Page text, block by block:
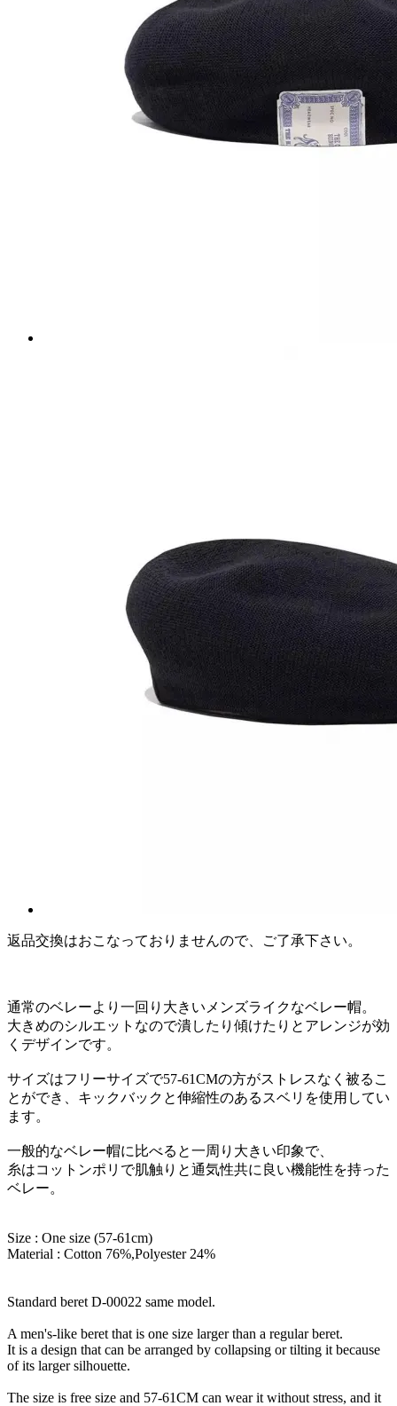
返品交換はおこなっておりませんので、ご了承下さい。
通常のベレーより一回り大きいメンズライクなベレー帽。
大きめのシルエットなので潰したり傾けたりとアレンジが効
くデザインです。
サイズはフリーサイズで57-61CMの方がストレスなく被るこ
とができ、キックバックと伸縮性のあるスベリを使用してい
ます。
一般的なベレー帽に比べると一周り大きい印象で、
糸はコットンポリで肌触りと通気性共に良い機能性を持った
ベレー。
Size : One size (57-61cm)
Material : Cotton 76%,Polyester 24%
Standard beret D-00022 same model.
A men's-like beret that is one size larger than a regular beret.
It is a design that can be arranged by collapsing or tilting it because
of its larger silhouette.
The size is free size and 57-61CM can wear it without stress, and it